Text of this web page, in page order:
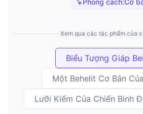
Phong cách:Cơ
Xem qua các tác phẩm của
Biểu Tượng Giáp
Một Behelit Cơ Bản
Lưỡi Kiếm Của Chiến Binh